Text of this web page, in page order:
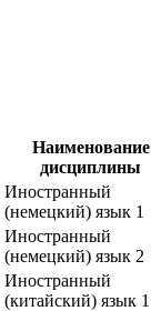
Наименование
дисциплины
Иностранный
(немецкий) язык 1
Иностранный
(немецкий) язык 2
Иностранный
(китайский) язык 1